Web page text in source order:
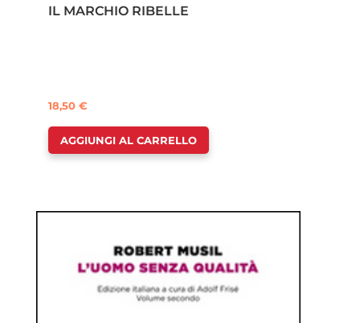
IL MARCHIO RIBELLE
18,50 €
AGGIUNGI AL CARRELLO